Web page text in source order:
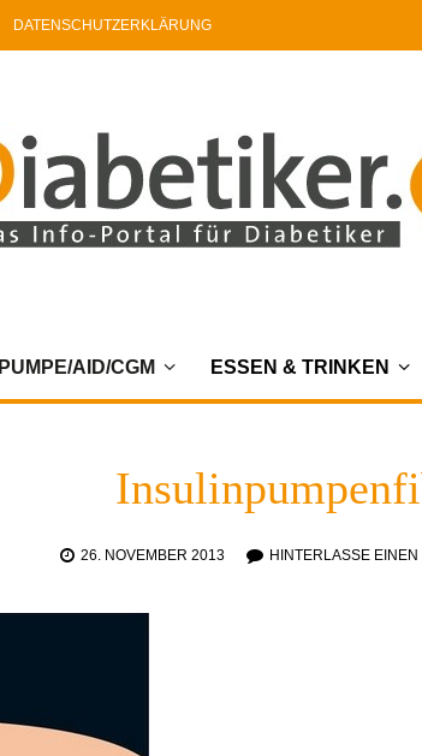
DATENSCHUTZERKLÄRUNG
PUMPE/AID/CGM ESSEN & TRINKEN
26. NOVEMBER 2013 HINTERLASSE EINEN